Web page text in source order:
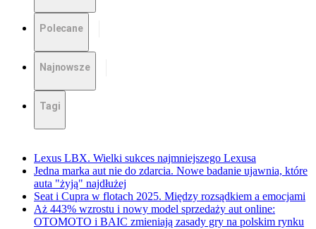
Polecane
Najnowsze
Tagi
Lexus LBX. Wielki sukces najmniejszego Lexusa
Jedna marka aut nie do zdarcia. Nowe badanie ujawnia, które
auta "żyją" najdłużej
Seat i Cupra w flotach 2025. Między rozsądkiem a emocjami
Aż 443% wzrostu i nowy model sprzedaży aut online:
OTOMOTO i BAIC zmieniają zasady gry na polskim rynku